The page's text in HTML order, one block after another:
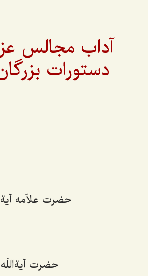
آداب مجالس
دستورات
حضرت علاّمه
حضرت